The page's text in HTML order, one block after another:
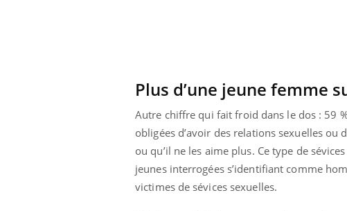
Plus d’une jeune femme
Autre chiffre qui fait froid dans le dos : 59
obligées d’avoir des relations sexuelles
ou qu’il ne les aime plus. Ce type de
jeunes interrogées s’identifiant comme
victimes de sévices sexuelles.